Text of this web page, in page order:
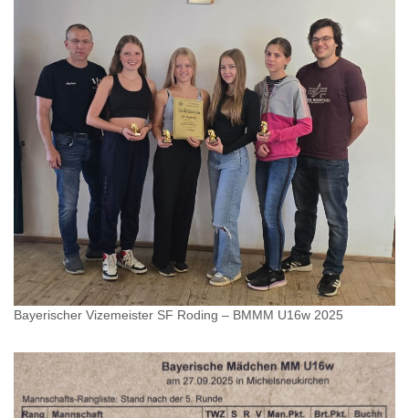
Bayerischer Vizemeister SF Roding – BMMM U16w 2025